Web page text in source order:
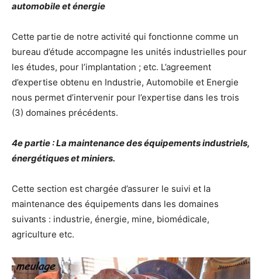
automobile et énergie
Cette partie de notre activité qui fonctionne comme un
bureau d’étude accompagne les unités industrielles pour
les études, pour l’implantation ; etc. L’agreement
d’expertise obtenu en Industrie, Automobile et Energie
nous permet d’intervenir pour l’expertise dans les trois
(3) domaines précédents.
4e partie : La maintenance des équipements industriels,
énergétiques et miniers.
Cette section est chargée d’assurer le suivi et la
maintenance des équipements dans les domaines
suivants : industrie, énergie, mine, biomédicale,
agriculture etc.